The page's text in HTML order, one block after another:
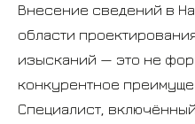
Внесение сведений в
области
изысканий — это не
конкурентное
Специалист,